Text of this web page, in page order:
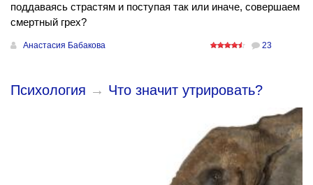
поддаваясь страстям и поступая так или иначе, совершаем
смертный грех?
Анастасия Бабакова 23
Психология → Что значит утрировать?